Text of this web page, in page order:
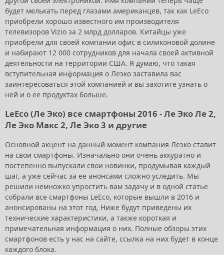
будет мелькать перед глазами американцев, так как LeEco
приобрели хорошо известного им производителя
телевизоров Vizio за 2 млрд долларов. Китайцы уже
приобрели для своей компании офис в силиконовой долине
и набирают 12 000 сотрудников для начала своей активной
деятельности на территории США. Я думаю, что такая
вступительная информация о Леэко заставила вас
заинтересоваться этой компанией и вы захотите узнать о
ней и о ее продуктах больше.
LeEco (Ле Эко) все смартфоны 2016 - Ле Эко Ле 2,
Ле Эко Макс 2, Ле Эко 3 и другие
Основной акцент на данный момент компания Леэко ставит
на свои смартфоны. Изначально они очень аккуратно и
постепенно выпускали свои новинки, продумывая каждый
шаг, а уже сейчас за ее анонсами сложно уследить. Мы
решили немножко упростить вам задачу и в одной статье
собрали все смартфоны LeEco, которые вышли в 2016 и
анонсированы на этот год. Ниже будут приведены их
технические характеристики, а также короткая и
примечательная информация о них. Полные обзоры этих
смартфонов есть у нас на сайте, ссылка на них будет в конце
каждого блока.